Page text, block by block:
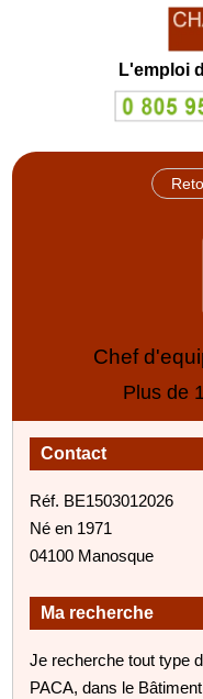
L'emploi
Chef
Plus de
Contact
Réf. BE1503012026
Né en 1971
04100 Manosque
Ma recherche
Je recherche tout type
PACA, dans le